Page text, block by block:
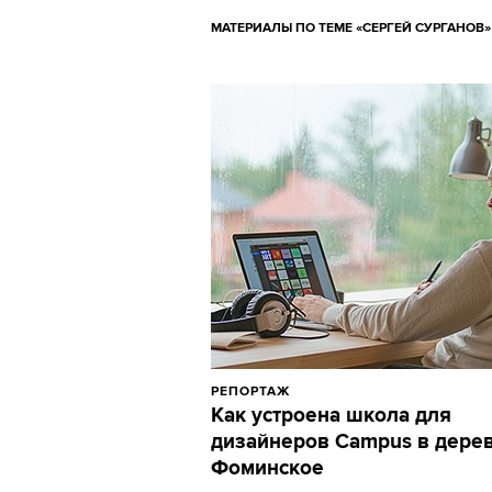
МАТЕРИАЛЫ ПО ТЕМЕ «СЕРГЕЙ СУРГАНОВ»
РЕПОРТАЖ
Как устроена школа для
дизайнеров Campus в
Фоминское